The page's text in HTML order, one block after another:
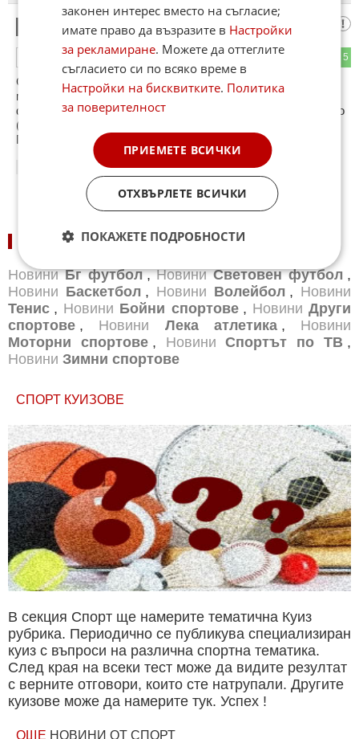
Гориил
5
ОТГОВОР
Струва ми се, че целият спорт днес се е превърнал в
мръсна и зловонна субстанция. Много олимпийски
федерации гледат към бъдещето с тревога и безпокойство
(особено след ужаса в Олимпийския театър „Арлекин“ в
Париж).
НОВИНИ ПО СПОРТОВЕ:
Новини Бг футбол ,Новини Световен футбол ,
Новини Баскетбол , Новини Волейбол , Новини
Тенис , Новини Бойни спортове , Новини Други
спортове , Новини Лека атлетика , Новини
Моторни спортове , Новини Спортът по ТВ ,
Новини Зимни спортове
СПОРТ КУИЗОВЕ
В секция Спорт ще намерите тематична Куиз
рубрика. Периодично се публикува специализиран
куиз с въпроси на различна спортна тематика.
След края на всеки тест може да видите резултат
с верните отговори, които сте натрупали. Другите
куизове може да намерите тук. Успех !
ОЩЕ НОВИНИ ОТ СПОРТ
законен интерес вместо на съгласие;
имате право да възразите в Настройки
за рекламиране. Можете да оттеглите
съгласието си по всяко време в
Настройки на бисквитките. Политика
за поверителност
ПРИЕМЕТЕ ВСИЧКИ
ОТХВЪРЛЕТЕ ВСИЧКИ
ПОКАЖЕТЕ ПОДРОБНОСТИ